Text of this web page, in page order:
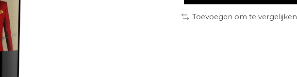
Toevoegen om te vergelijken